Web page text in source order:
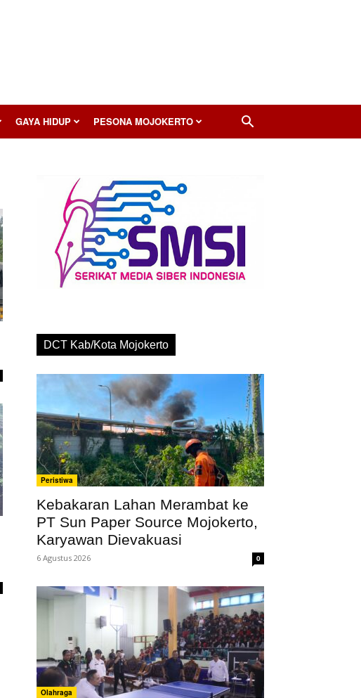
GAYA HIDUP PESONA MOJOKERTO
DCT Kab/Kota Mojokerto
Peristiwa
Kebakaran Lahan Merambat ke
PT Sun Paper Source Mojokerto,
Karyawan Dievakuasi
6 Agustus 2026 0
Olahraga